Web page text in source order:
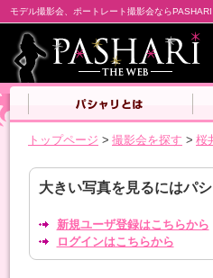
モデル撮影会、ポートレート撮影会なら
トップページ > 撮影会を探す > 桜
大きい写真を見るにはパ
新規ユーザ登録はこちらから
ログインはこちらから